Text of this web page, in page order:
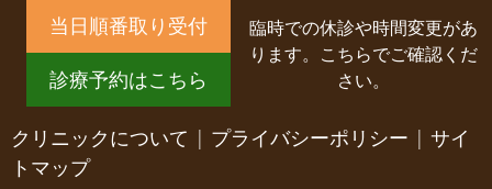
当日順番取り受付
診療予約はこちら
臨時での休診や時間変更があ
ります。 こちらでご確認くだ
さい。
クリニックについて | プライバシーポリシー | サイ
トマップ